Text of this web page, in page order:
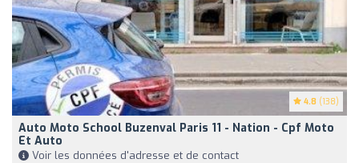
4.8 (138)
Auto Moto School Buzenval Paris 11 - Nation - Cpf Moto
Et Auto
Voir les données d'adresse et de contact